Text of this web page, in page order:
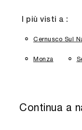
I più visti a :
Cernusco Sul
Monza
Continua a